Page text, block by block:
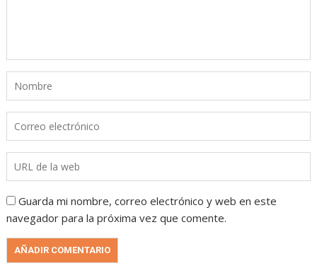
Guarda mi nombre, correo electrónico y web en este
navegador para la próxima vez que comente.